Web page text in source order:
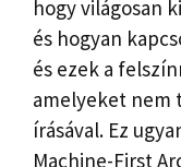
hogy világosan
és hogyan
és ezek a
amelyeket nem
írásával. Ez
Machine-First